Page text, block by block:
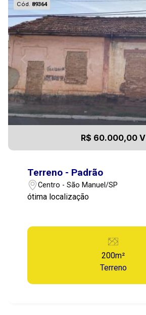
Cód. 89364
R$ 60.000,00 V
Terreno - Padrão
Centro - São Manuel/SP
ótima localização
200m²
Terreno